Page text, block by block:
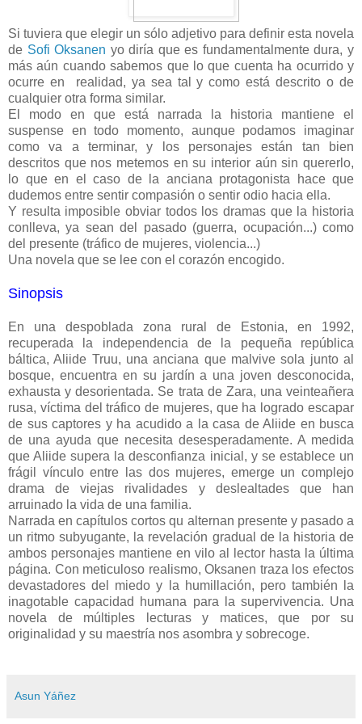
Si tuviera que elegir un sólo adjetivo para definir esta novela
de Sofi Oksanen yo diría que es fundamentalmente dura, y
más aún cuando sabemos que lo que cuenta ha ocurrido y
ocurre en realidad, ya sea tal y como está descrito o de
cualquier otra forma similar.
El modo en que está narrada la historia mantiene el
suspense en todo momento, aunque podamos imaginar
como va a terminar, y los personajes están tan bien
descritos que nos metemos en su interior aún sin quererlo,
lo que en el caso de la anciana protagonista hace que
dudemos entre sentir compasión o sentir odio hacia ella.
Y resulta imposible obviar todos los dramas que la historia
conlleva, ya sean del pasado (guerra, ocupación...) como
del presente (tráfico de mujeres, violencia...)
Una novela que se lee con el corazón encogido.
Sinopsis
En una despoblada zona rural de Estonia, en 1992,
recuperada la independencia de la pequeña república
báltica, Aliide Truu, una anciana que malvive sola junto al
bosque, encuentra en su jardín a una joven desconocida,
exhausta y desorientada. Se trata de Zara, una veinteañera
rusa, víctima del tráfico de mujeres, que ha logrado escapar
de sus captores y ha acudido a la casa de Aliide en busca
de una ayuda que necesita desesperadamente. A medida
que Aliide supera la desconfianza inicial, y se establece un
frágil vínculo entre las dos mujeres, emerge un complejo
drama de viejas rivalidades y deslealtades que han
arruinado la vida de una familia.
Narrada en capítulos cortos qu alternan presente y pasado a
un ritmo subyugante, la revelación gradual de la historia de
ambos personajes mantiene en vilo al lector hasta la última
página. Con meticuloso realismo, Oksanen traza los efectos
devastadores del miedo y la humillación, pero también la
inagotable capacidad humana para la supervivencia. Una
novela de múltiples lecturas y matices, que por su
originalidad y su maestría nos asombra y sobrecoge.
Asun Yáñez